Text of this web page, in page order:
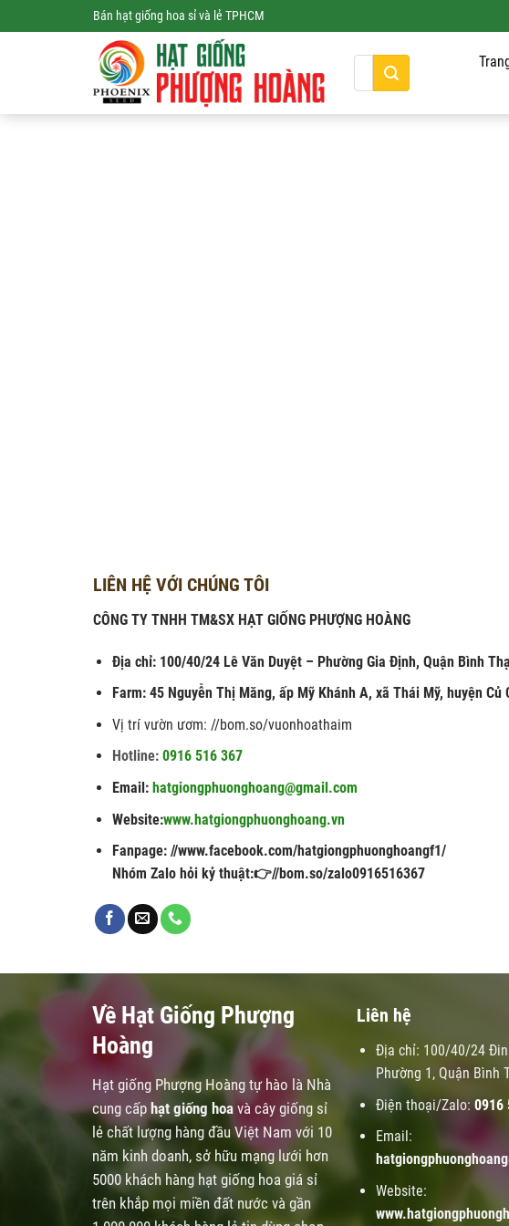
to
Bán hạt giống hoa sỉ và lẻ TPHCM
LIÊN HỆ VỚI CHÚNG TÔI
CÔNG TY TNHH TM&SX HẠT GIỐNG PHƯỢNG HOÀNG
Địa chỉ: 100/40/24 Lê Văn Duyệt – Phường Gia Định, Quận Bình
Farm: 45 Nguyễn Thị Măng, ấp Mỹ Khánh A, xã Thái Mỹ, huyện Củ
Vị trí vườn ươm: //bom.so/vuonhoathaim
Hotline: 0916 516 367
Email: hatgiongphuonghoang@gmail.com
Website:www.hatgiongphuonghoang.vn
Fanpage: //www.facebook.com/hatgiongphuonghoangf1/
Nhóm Zalo hỏi kỷ thuật:👉//bom.so/zalo0916516367
Về Hạt Giống Phượng
Hoàng
Hạt giống Phượng Hoàng tự hào là Nhà
cung cấp hạt giống hoavà cây giống sỉ
lẻ chất lượng hàng đầu Việt Nam với 10
năm kinh doanh, sở hữu mạng lưới hơn
5000 khách hàng hạt giống hoa giá sỉ
trên khắp mọi miền đất nước và gần
Liên hệ
Địa chỉ: 100/40/24
Phường 1, Quận Bình
Điện thoại/Zalo: 0916
Email:
Website:
www.